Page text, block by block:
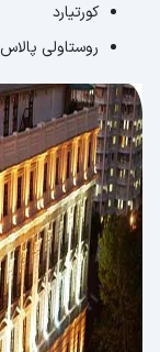
کورتیارد
روستاولی پالاس